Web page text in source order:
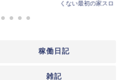
くない最初の家スロ...
稼働日記
雑記